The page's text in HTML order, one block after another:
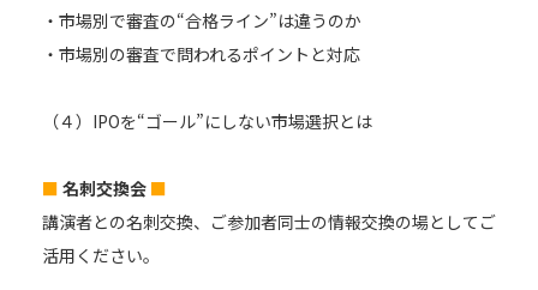
・市場別で審査の“合格ライン”は違うのか
・市場別の審査で問われるポイントと対応
（４）IPOを“ゴール”にしない市場選択とは
■ 名刺交換会 ■
講演者との名刺交換、ご参加者同士の情報交換の場としてご
活用ください。